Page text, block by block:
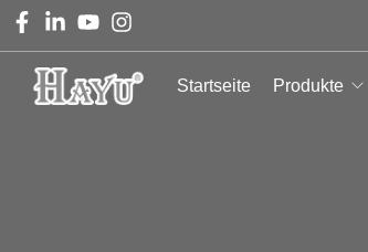
Startseite Produkte